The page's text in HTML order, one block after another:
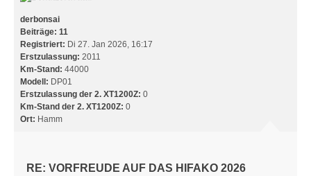
derbonsai
Beiträge: 11
Registriert: Di 27. Jan 2026, 16:17
Erstzulassung: 2011
Km-Stand: 44000
Modell: DP01
Erstzulassung der 2. XT1200Z: 0
Km-Stand der 2. XT1200Z: 0
Ort: Hamm
RE: VORFREUDE AUF DAS HIFAKO 2026